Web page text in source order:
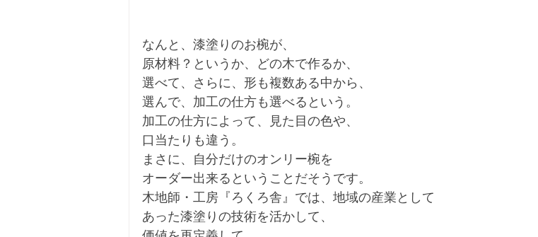
なんと、漆塗りのお椀が、
原材料？というか、どの木で作るか、
選べて、さらに、形も複数ある中から、
選んで、加工の仕方も選べるという。
加工の仕方によって、見た目の色や、
口当たりも違う。
まさに、自分だけのオンリー椀を
オーダー出来るということだそうです。
木地師・工房『ろくろ舎』では、地域の産業として
あった漆塗りの技術を活かして、